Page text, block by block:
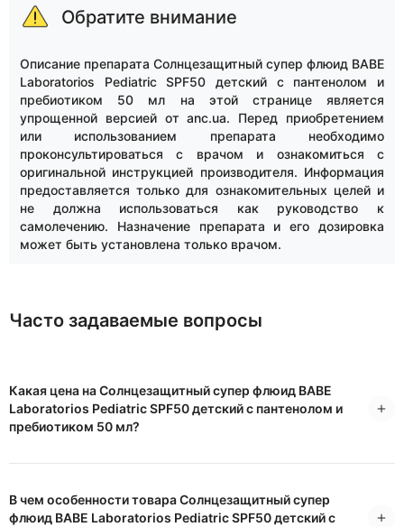
Обратите внимание
Описание препарата Солнцезащитный супер флюид BABE
Laboratorios Pediatric SPF50 детский с пантенолом и
пребиотиком 50 мл на этой странице является
упрощенной версией от anc.ua. Перед приобретением
или использованием препарата необходимо
проконсультироваться с врачом и ознакомиться с
оригинальной инструкцией производителя. Информация
предоставляется только для ознакомительных целей и
не должна использоваться как руководство к
самолечению. Назначение препарата и его дозировка
может быть установлена только врачом.
Часто задаваемые вопросы
Какая цена на Солнцезащитный супер флюид BABE
Laboratorios Pediatric SPF50 детский с пантенолом и
пребиотиком 50 мл?
В чем особенности товара Солнцезащитный супер
флюид BABE Laboratorios Pediatric SPF50 детский с